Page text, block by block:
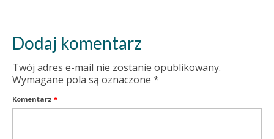
Dodaj komentarz
Twój adres e-mail nie zostanie opublikowany.
Wymagane pola są oznaczone *
Komentarz *